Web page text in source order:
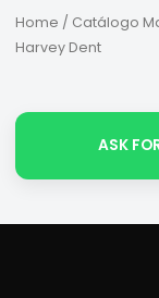
Home / Catálogo
Harvey Dent
ASK